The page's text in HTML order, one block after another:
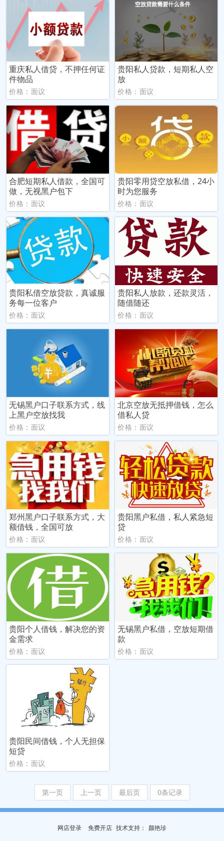
重庆私人借贷，不押任何证
件物品
价格：面议
贵阳私人贷款，短期私人空
放
价格：面议
合肥短期私人借款，全国可
做，无视黑户包下
价格：面议
贵阳零用贷空放私借，24小
时为您服务
价格：面议
贵阳私借空放贷款，真诚服
务每一位客户
价格：面议
贵阳私人放款，还款灵活，
随借随还
价格：面议
无锡黑户口子联系方式，线
上黑户空放找我
价格：面议
北京空放无抵押借钱，怎么
借私人贷
价格：面议
郑州黑户口子联系方式，大
额借钱，全国可放
价格：面议
贵阳黑户私借，私人紧急短
贷
价格：面议
贵阳个人借钱，解决您的资
金需求
价格：面议
无锡黑户私借，空放短期借
款
价格：面议
贵阳民间借钱，个人无担保
短贷
价格：面议
第一页 上一页 最后页 0条记录
网店登录 免费开店 技术支持 ： 颜艳珍